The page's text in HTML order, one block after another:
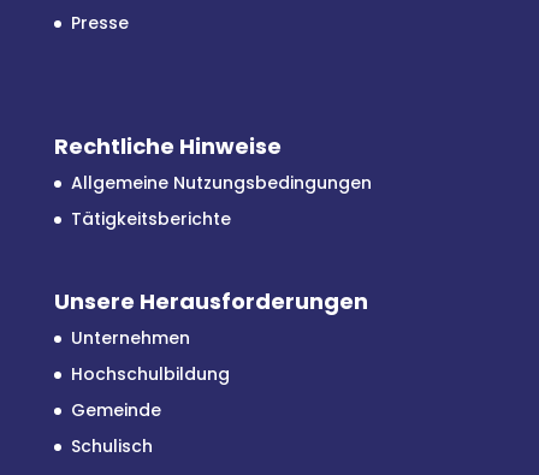
Presse
Rechtliche Hinweise
Allgemeine Nutzungsbedingungen
Tätigkeitsberichte
Unsere Herausforderungen
Unternehmen
Hochschulbildung
Gemeinde
Schulisch